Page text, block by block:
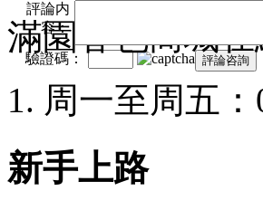
評論内
容：
驗證碼：
滿園春色商城
周一至周五：
新手上路